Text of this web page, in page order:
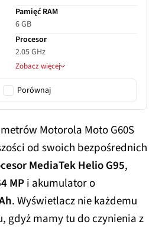
Pamięć RAM
6 GB
Procesor
2.05 GHz
Zobacz więcej
Porównaj
Motorola Moto G60S
od swoich bezpośrednich
MediaTek Helio G95,
MPi akumulator o
. Wyświetlacz nie każdemu
gdyż mamy tu do czynienia z